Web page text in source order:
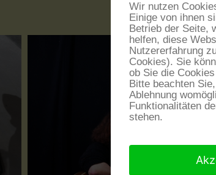
Wir nutzen
Einige von ihnen
Betrieb der Seite,
helfen, diese
Nutzererfahrung
Cookies). Sie
ob Sie die
Bitte beachten
Ablehnung
Funktionalitäten
stehen.